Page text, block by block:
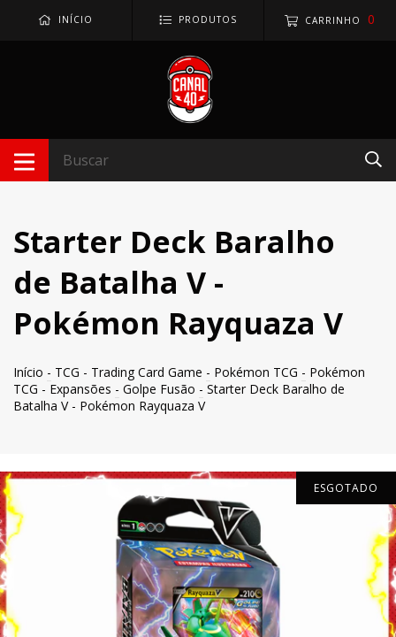
INÍCIO PRODUTOS CARRINHO 0
Starter Deck Baralho
de Batalha V -
Pokémon Rayquaza V
Início - TCG - Trading Card Game - Pokémon TCG - Pokémon
TCG - Expansões - Golpe Fusão - Starter Deck Baralho de
Batalha V - Pokémon Rayquaza V
ESGOTADO